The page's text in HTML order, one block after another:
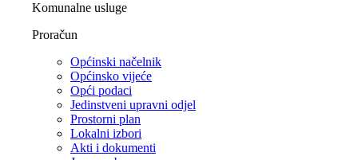
Komunalne usluge
Proračun
Općinski načelnik
Općinsko vijeće
Opći podaci
Jedinstveni upravni odjel
Prostorni plan
Lokalni izbori
Akti i dokumenti